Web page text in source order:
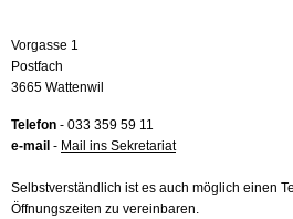
Vorgasse 1
Postfach
3665 Wattenwil
Telefon - 033 359 59 11
e-mail - Mail ins Sekretariat
Selbstverständlich ist es auch möglich einen
Öffnungszeiten zu vereinbaren.